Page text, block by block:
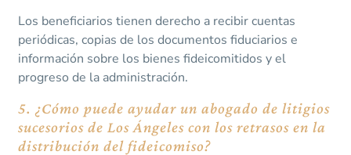
Los beneficiarios tienen derecho a recibir cuentas
periódicas, copias de los documentos fiduciarios e
información sobre los bienes fideicomitidos y el
progreso de la administración.
5. ¿Cómo puede ayudar un abogado de litigios
sucesorios de Los Ángeles con los retrasos en la
distribución del fideicomiso?